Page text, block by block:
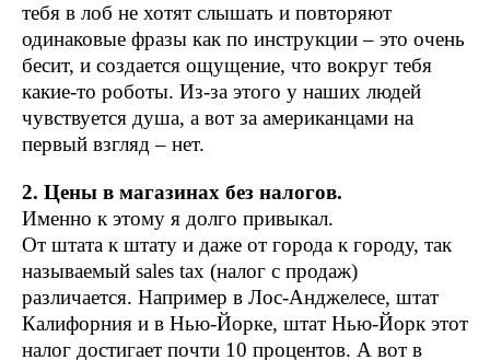
тебя в лоб не хотят слышать и повторяют
одинаковые фразы как по инструкции – это очень
бесит, и создается ощущение, что вокруг тебя
какие-то роботы. Из-за этого у наших людей
чувствуется душа, а вот за американцами на
первый взгляд – нет.
2. Цены в магазинах без налогов.
Именно к этому я долго привыкал.
От штата к штату и даже от города к городу, так
называемый sales tax (налог с продаж)
различается. Например в Лос-Анджелесе, штат
Калифорния и в Нью-Йорке, штат Нью-Йорк этот
налог достигает почти 10 процентов. А вот в